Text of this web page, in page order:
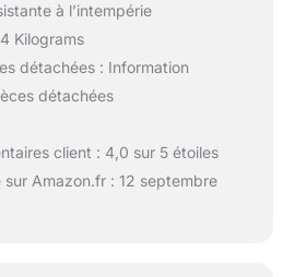
à l’intempérie
Kilograms
détachées : Information
détachées
client : 4,0 sur 5 étoiles
sur Amazon.fr : 12 septembre